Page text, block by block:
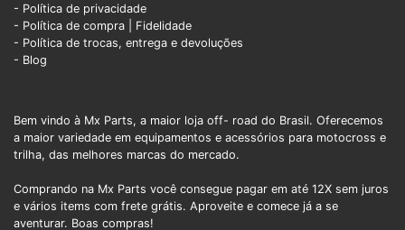
- Política de privacidade
- Política de compra | Fidelidade
- Política de trocas, entrega e devoluções
- Blog
Bem vindo à Mx Parts, a maior loja off- road do Brasil. Oferecemos
a maior variedade em equipamentos e acessórios para motocross e
trilha, das melhores marcas do mercado.
Comprando na Mx Parts você consegue pagar em até 12X sem juros
e vários items com frete grátis. Aproveite e comece já a se
aventurar. Boas compras!